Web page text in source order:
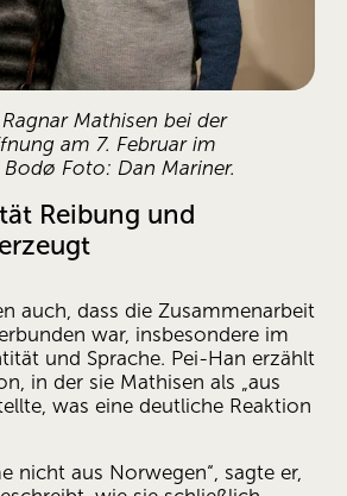
Mathisen bei der
am 7. Februar im
Foto: Dan Mariner.
Reibung und
auch, dass die Zusammenarbeit
war, insbesondere im
und Sprache. Pei-Han erzählt
in der sie Mathisen als „aus
was eine deutliche Reaktion
nicht aus Norwegen“, sagte er,